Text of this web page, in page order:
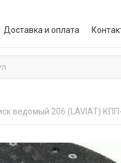
Доставка и оплата
ведомый 206 (LAVIAT)